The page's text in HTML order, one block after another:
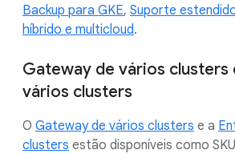
Backup para GKE, Suporte
híbrido e multicloud.
Gateway de vários clusters
vários clusters
O Gateway de vários clusters e a
clusters estão disponíveis como